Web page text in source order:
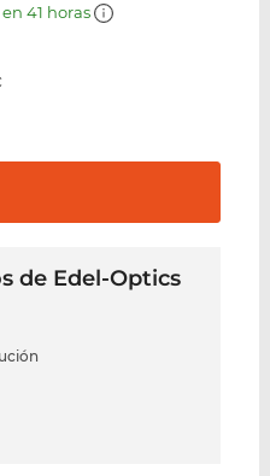
41 horas
de Edel-Optics